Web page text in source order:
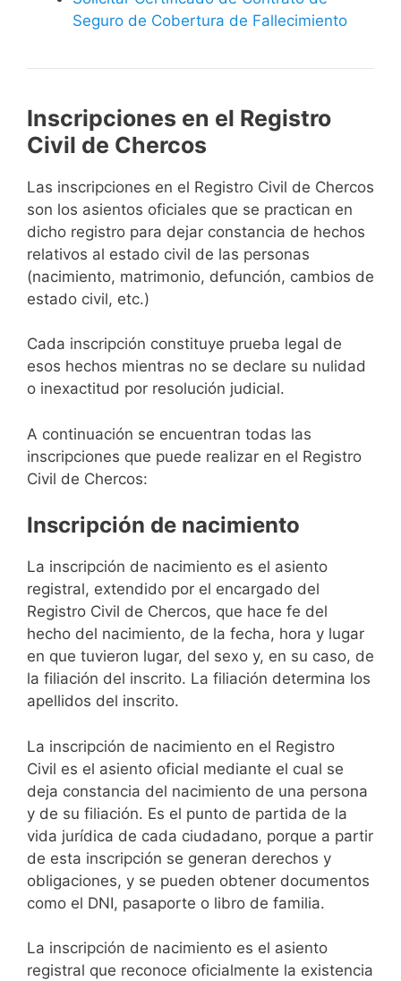
Seguro de Cobertura de Fallecimiento
Inscripciones en el Registro
Civil de Chercos
Las inscripciones en el Registro Civil de Chercos
son los asientos oficiales que se practican en
dicho registro para dejar constancia de hechos
relativos al estado civil de las personas
(nacimiento, matrimonio, defunción, cambios de
estado civil, etc.)
Cada inscripción constituye prueba legal de
esos hechos mientras no se declare su nulidad
o inexactitud por resolución judicial.
A continuación se encuentran todas las
inscripciones que puede realizar en el Registro
Civil de Chercos:
Inscripción de nacimiento
La inscripción de nacimiento es el asiento
registral, extendido por el encargado del
Registro Civil de Chercos, que hace fe del
hecho del nacimiento, de la fecha, hora y lugar
en que tuvieron lugar, del sexo y, en su caso, de
la filiación del inscrito. La filiación determina los
apellidos del inscrito.
La inscripción de nacimiento en el Registro
Civil es el asiento oficial mediante el cual se
deja constancia del nacimiento de una persona
y de su filiación. Es el punto de partida de la
vida jurídica de cada ciudadano, porque a partir
de esta inscripción se generan derechos y
obligaciones, y se pueden obtener documentos
como el DNI, pasaporte o libro de familia.
La inscripción de nacimiento es el asiento
registral que reconoce oficialmente la existencia